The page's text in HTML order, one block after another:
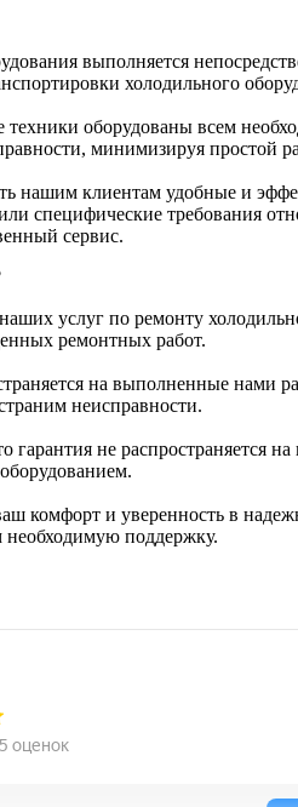
выполняется
холодильного
оборудованы всем
минимизируя простой
нашим клиентам удобные и
специфические требования
сервис.
услуг по ремонту
ремонтных работ.
на выполненные нами
неисправности.
гарантия не
комфорт и уверенность в
необходимую поддержку.